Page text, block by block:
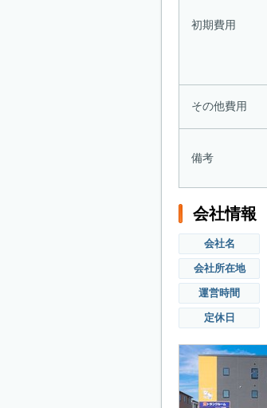
初期費用
その他費用
備考
会社情報
会社名
会社所在地
運営時間
定休日